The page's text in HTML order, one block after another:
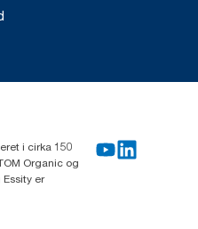
i cirka 150
Organic og
er